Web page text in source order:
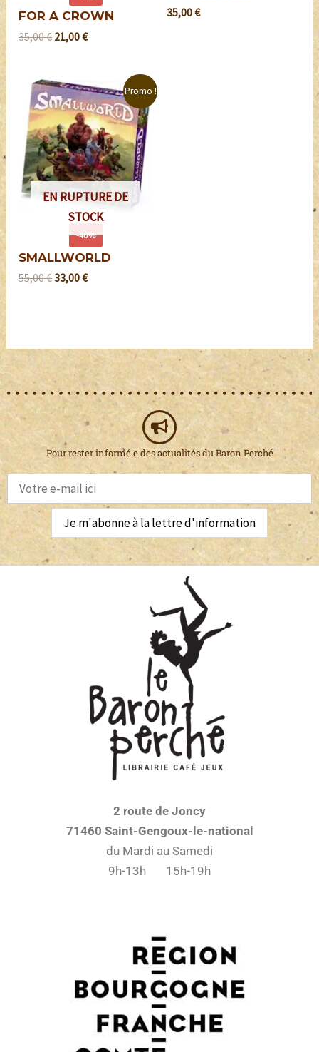
FOR A CROWN
35,00€ 21,00€
35,00€
Promo !
-40%
EN RUPTURE DE
STOCK
SMALLWORLD
55,00€33,00€
Pour rester informé.e des actualités du Baron Perché
2 route de Joncy
71460 Saint-Gengoux-le-national
du Mardi au Samedi
9h-13h 15h-19h